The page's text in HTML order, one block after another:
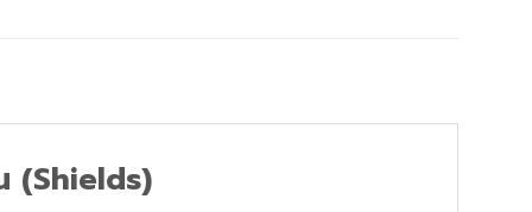
(Shields)